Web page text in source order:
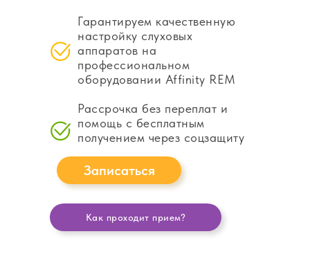
Как проходит прием?
Гарантируем качественную
настройку слуховых
аппаратов на
профессиональном
оборудовании Affinity REM
Рассрочка без переплат и
помощь с бесплатным
получением через соцзащиту
Записаться